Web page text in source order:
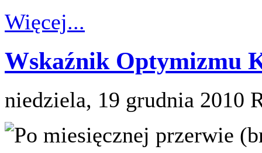
Więcej...
Wskaźnik Optymizmu
niedziela, 19 grudnia 2010
Po miesięcznej przerwie